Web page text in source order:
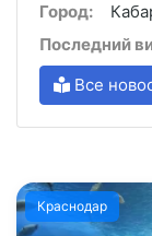
Город:
Последний
Все
Краснодар